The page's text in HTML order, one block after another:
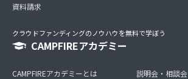
資料請求
クラウドファンディングのノウハウを無料で学ぼう
CAMPFIREアカデミー
CAMPFIREアカデミーとは
説明会・相談会